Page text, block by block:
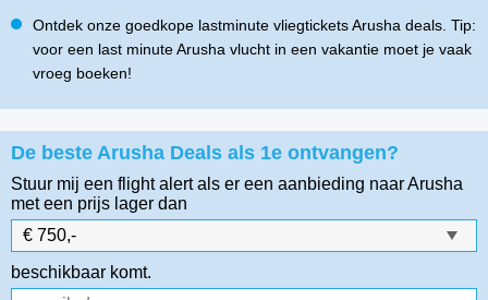
Ontdek onze goedkope lastminute vliegtickets Arusha deals. Tip:
voor een last minute Arusha vlucht in een vakantie moet je vaak
vroeg boeken!
De beste Arusha Deals als 1e ontvangen?
Stuur mij een flight alert als er een aanbieding naar Arusha
met een prijs lager dan
beschikbaar komt.